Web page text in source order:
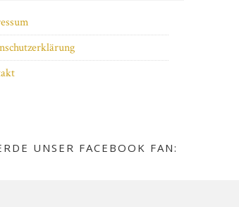
UNSER FACEBOOK FAN: